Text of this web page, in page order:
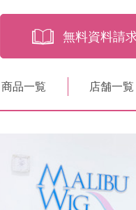
無料資料請
商品一覧 店舗一覧